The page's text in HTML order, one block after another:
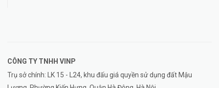
CÔNG TY TNHH VINP
Trụ sở chính: LK 15 - L24, khu đấu giá quyền sử dụng đất Mậu